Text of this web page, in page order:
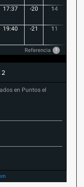
17:37 -20 14
19:40 -21 11
Referencia ?
2
en Puntos el